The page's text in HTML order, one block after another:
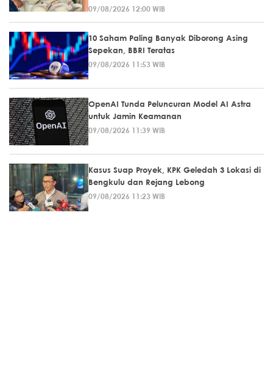
09/08/2026 12:00 WIB
10 Saham Paling Banyak Diborong Asing
Sepekan, BBRI Teratas
09/08/2026 11:53 WIB
OpenAI Tunda Peluncuran Model AI Astra
untuk Jamin Keamanan
09/08/2026 11:39 WIB
Kasus Suap Proyek, KPK Geledah 3 Lokasi di
Bengkulu dan Rejang Lebong
09/08/2026 11:23 WIB